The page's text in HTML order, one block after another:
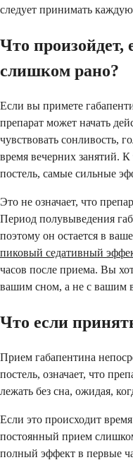
следует принимать каждую
Что произойдет,
слишком рано?
Если вы примете
препарат может начать
чувствовать сонливость,
время вечерних занятий.
постель, самые сильные
Это не означает, что
Период полувыведения
поэтому он остается в
пиковый седативный
часов после приема. Вы
вашим сном, а не с вашим
Что если
Прием габапентина
постель, означает, что
лежать без сна, ожидая,
Если это происходит
постоянный прием
полный эффект в первые